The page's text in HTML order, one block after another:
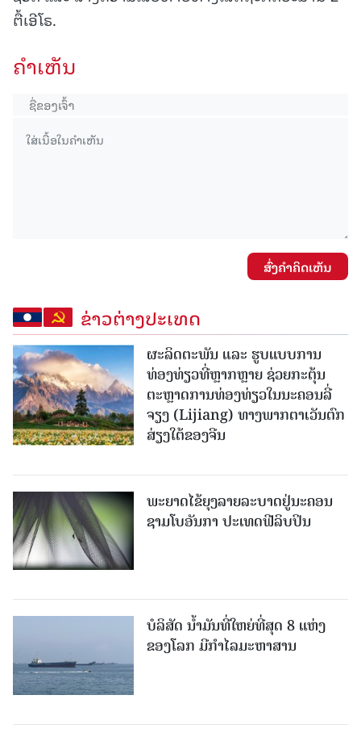
ຕື້ເອີໂຣ.
ຄໍາເຫັນ
ສົ່ງຄໍາຄິດເຫັນ
ຂ່າວຕ່າງປະເທດ
ຜະລິດຕະພັນ ແລະ ຮູບແບບການ
ທ່ອງທ່ຽວທີ່ຫຼາກຫຼາຍ ຊ່ວຍກະຕຸ້ນ
ຕະຫຼາດການທ່ອງທ່ຽວໃນນະຄອນລີ່
ຈຽງ (Lijiang) ທາງພາກຕາເວັນຕົກ
ສ່ຽງໃຕ້ຂອງຈີນ
ພະຍາດໄຂ້ຍຸງລາຍລະບາດຢູ່ນະຄອນ
ຊາມໂບ​ອັນກາ ປະເທດຟີລິບປິນ
ບໍລິສັດ ນ້ຳມັນທີ່ໃຫຍ່ທີ່ສຸດ 8 ແຫ່ງ
ຂອງໂລກ ມີກຳໄລມະຫາສານ